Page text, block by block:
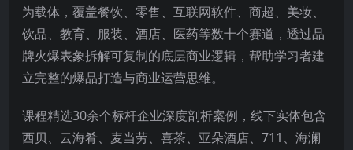
为载体，覆盖餐饮、零售、互联网软件、商超、美妆、
饮品、教育、服装、酒店、医药等数十个赛道，透过品
牌火爆表象拆解可复制的底层商业逻辑，帮助学习者建
立完整的爆品打造与商业运营思维。
课程精选30余个标杆企业深度剖析案例，线下实体包含
西贝、云海肴、麦当劳、喜茶、亚朵酒店、711、海澜